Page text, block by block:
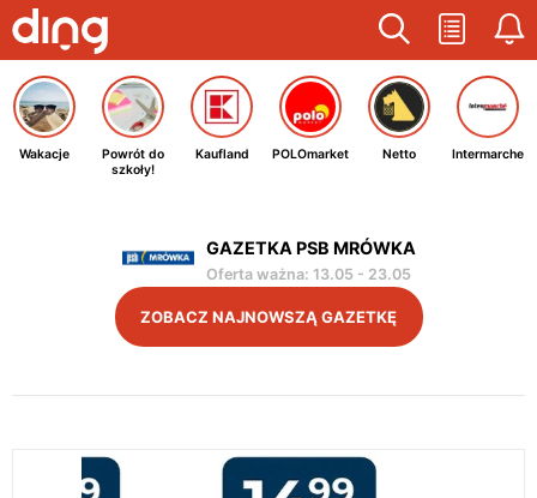
Wakacje
Powrót do
szkoły!
Kaufland POLOmarket Netto Intermarche
GAZETKA PSB MRÓWKA
Oferta ważna: 13.05 - 23.05
ZOBACZ NAJNOWSZĄ GAZETKĘ